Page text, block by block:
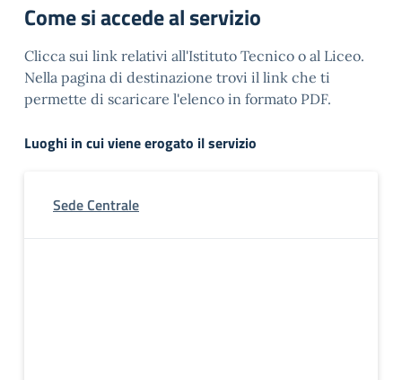
Come si accede al servizio
Clicca sui link relativi all'Istituto Tecnico o al Liceo.
Nella pagina di destinazione trovi il link che ti
permette di scaricare l'elenco in formato PDF.
Luoghi in cui viene erogato il servizio
Sede Centrale